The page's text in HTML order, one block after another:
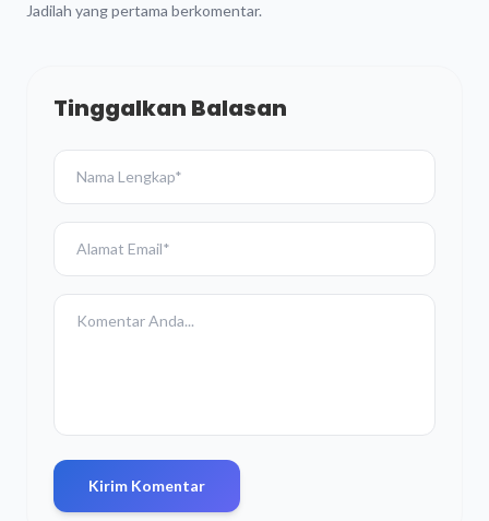
Jadilah yang pertama berkomentar.
Tinggalkan Balasan
Kirim Komentar